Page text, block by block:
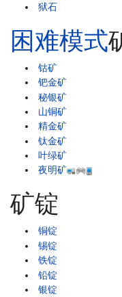
狱石
困难模式
钴矿
钯金矿
秘银矿
山铜矿
精金矿
钛金矿
叶绿矿
夜明矿
矿锭
铜锭
锡锭
铁锭
铅锭
银锭